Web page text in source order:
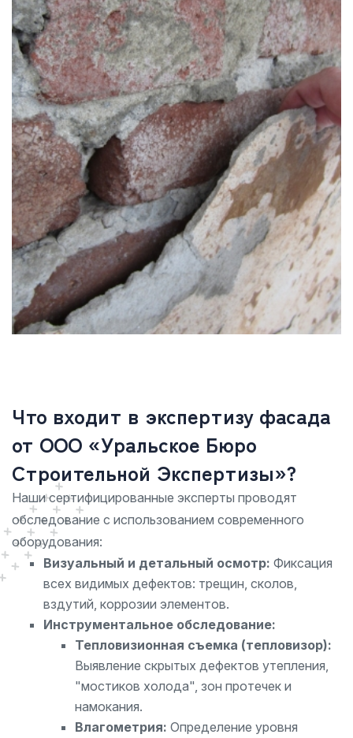
Что входит в экспертизу фасада
от ООО «Уральское Бюро
Строительной Экспертизы»?
Наши сертифицированные эксперты проводят
обследование с использованием современного
оборудования:
Визуальный и детальный осмотр: Фиксация
всех видимых дефектов: трещин, сколов,
вздутий, коррозии элементов.
Инструментальное обследование:
Тепловизионная съемка (тепловизор):
Выявление скрытых дефектов утепления,
"мостиков холода", зон протечек и
намокания.
Влагометрия: Определение уровня